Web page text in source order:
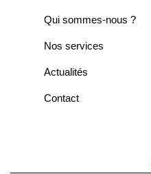
Qui sommes-nous ?
Nos services
Actualités
Contact